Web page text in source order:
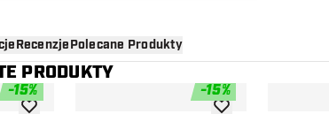
RecenzjePolecane Produkty
PRODUKTY
-15% -15%